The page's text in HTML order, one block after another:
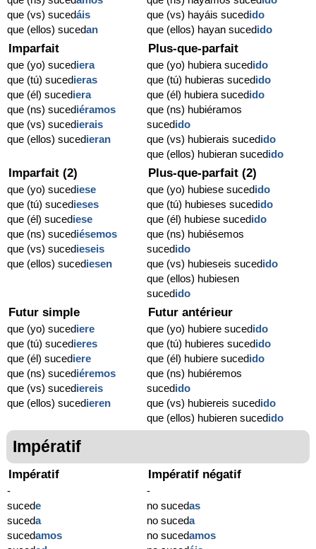
que (vs) sucedáis
que (ellos) sucedan
que (vs) hayáis sucedido
que (ellos) hayan sucedido
Imparfait
que (yo) sucediera
que (tú) sucedieras
que (él) sucediera
que (ns) sucediéramos
que (vs) sucedierais
que (ellos) sucedieran
Plus-que-parfait
que (yo) hubiera sucedido
que (tú) hubieras sucedido
que (él) hubiera sucedido
que (ns) hubiéramos
sucedido
que (vs) hubierais sucedido
que (ellos) hubieran sucedido
Imparfait (2)
que (yo) sucediese
que (tú) sucedieses
que (él) sucediese
que (ns) sucediésemos
que (vs) sucedieseis
que (ellos) sucediesen
Plus-que-parfait (2)
que (yo) hubiese sucedido
que (tú) hubieses sucedido
que (él) hubiese sucedido
que (ns) hubiésemos
sucedido
que (vs) hubieseis sucedido
que (ellos) hubiesen
sucedido
Futur simple
que (yo) sucediere
que (tú) sucedieres
que (él) sucediere
que (ns) sucediéremos
que (vs) sucediereis
que (ellos) sucedieren
Futur antérieur
que (yo) hubiere sucedido
que (tú) hubieres sucedido
que (él) hubiere sucedido
que (ns) hubiéremos
sucedido
que (vs) hubiereis sucedido
que (ellos) hubieren sucedido
Impératif
Impératif
-
sucede
suceda
sucedamos
Impératif négatif
-
no sucedas
no suceda
no sucedamos